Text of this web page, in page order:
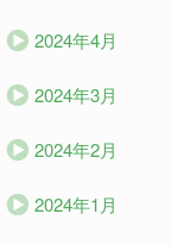
2024年4月
2024年3月
2024年2月
2024年1月